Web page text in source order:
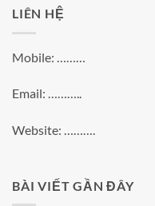
LIÊN HỆ
Mobile: ………
Email: ………..
Website: ……….
BÀI VIẾT GẦN ĐÂY